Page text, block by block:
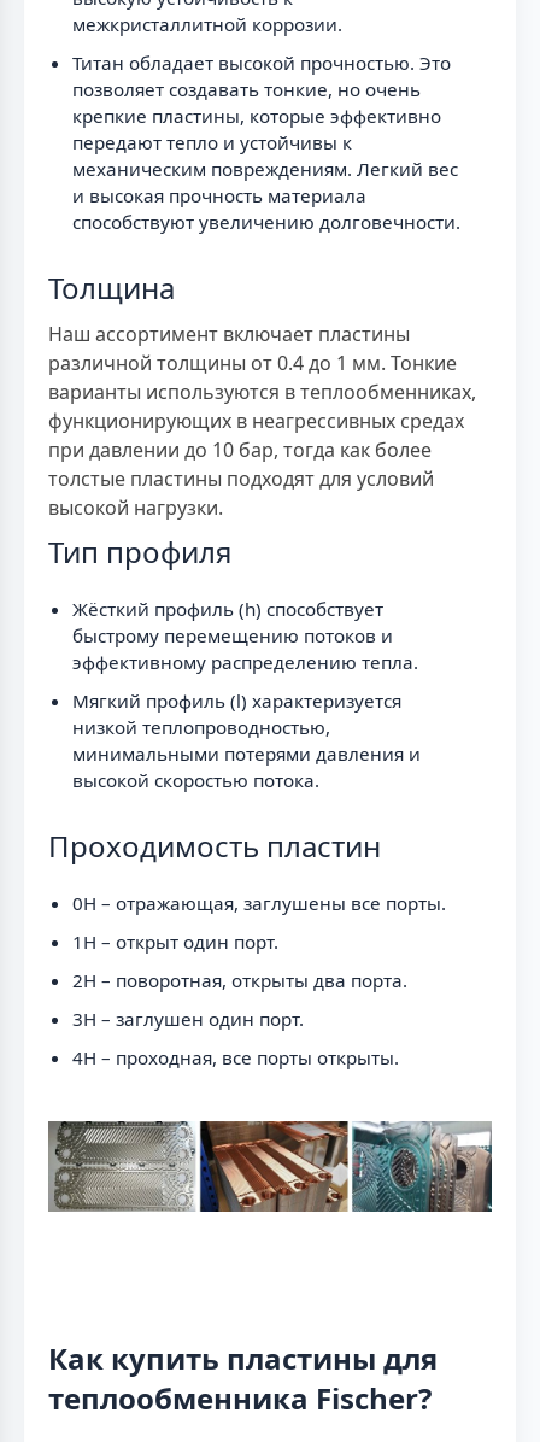
межкристаллитной коррозии.
Титан обладает высокой прочностью. Это
позволяет создавать тонкие, но очень
крепкие пластины, которые эффективно
передают тепло и устойчивы к
механическим повреждениям. Легкий вес
и высокая прочность материала
способствуют увеличению долговечности.
Толщина
Наш ассортимент включает пластины
различной толщины от 0.4 до 1 мм. Тонкие
варианты используются в теплообменниках,
функционирующих в неагрессивных средах
при давлении до 10 бар, тогда как более
толстые пластины подходят для условий
высокой нагрузки.
Тип профиля
Жёсткий профиль (h) способствует
быстрому перемещению потоков и
эффективному распределению тепла.
Мягкий профиль (l) характеризуется
низкой теплопроводностью,
минимальными потерями давления и
высокой скоростью потока.
Проходимость пластин
0H – отражающая, заглушены все порты.
1H – открыт один порт.
2H – поворотная, открыты два порта.
3H – заглушен один порт.
4H – проходная, все порты открыты.
Как купить пластины для
теплообменника Fischer?